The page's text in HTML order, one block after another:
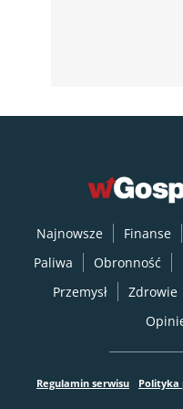
Najnowsze Finanse
Paliwa
Obronność
Przemysł
Zdrowie
Regulamin serwisu Polityka